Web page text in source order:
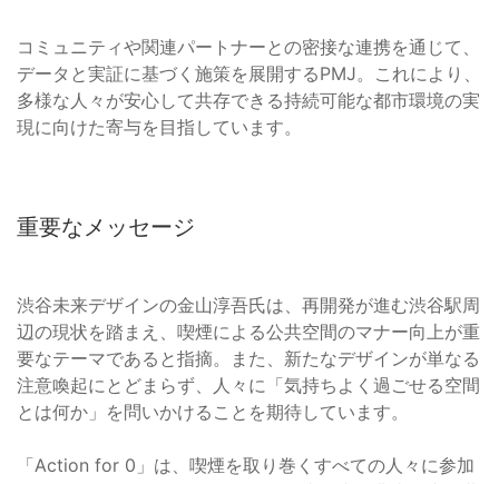
コミュニティや関連パートナーとの密接な連携を通じて、
データと実証に基づく施策を展開するPMJ。これにより、
多様な人々が安心して共存できる持続可能な都市環境の実
現に向けた寄与を目指しています。
重要なメッセージ
渋谷未来デザインの金山淳吾氏は、再開発が進む渋谷駅周
辺の現状を踏まえ、喫煙による公共空間のマナー向上が重
要なテーマであると指摘。また、新たなデザインが単なる
注意喚起にとどまらず、人々に「気持ちよく過ごせる空間
とは何か」を問いかけることを期待しています。
「Action for 0」は、喫煙を取り巻くすべての人々に参加